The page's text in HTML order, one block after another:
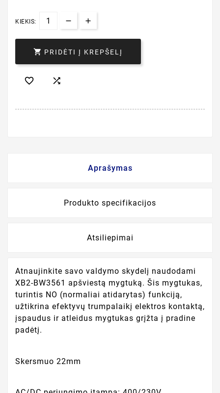
KIEKIS:
 PRIDĖTI Į KREPŠELĮ
 
Aprašymas
Produkto specifikacijos
Atsiliepimai
Atnaujinkite savo valdymo skydelį naudodami
XB2-BW3561 apšviestą mygtuką. Šis mygtukas,
turintis NO (normaliai atidarytas) funkciją,
užtikrina efektyvų trumpalaikį elektros kontaktą,
įspaudus ir atleidus mygtukas grįžta į pradine
padėtį.
Skersmuo 22mm